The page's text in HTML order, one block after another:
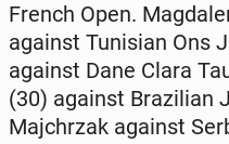
French Open.
against Tunisian Ons
against Dane Clara
(30) against Brazil­ian
Ma­jchrzak against